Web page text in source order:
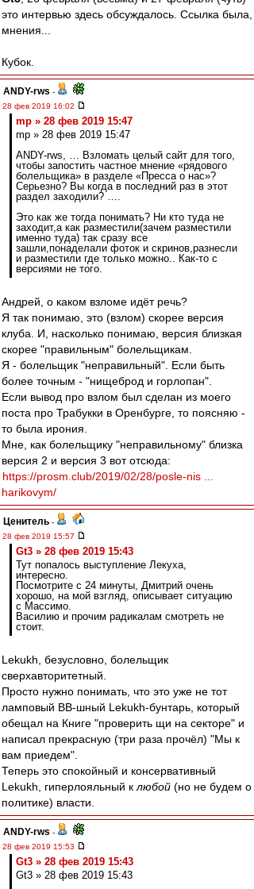
это интервью здесь обсуждалось. Ссылка была,
мнения...
Кубок.
ANDY-rws -
28 фев 2019 16:02
mp » 28 фев 2019 15:47
mp » 28 фев 2019 15:47
ANDY-rws, … Взломать целый сайт для того,
чтобы запостить частное мнение «рядового
болельщика» в разделе «Пресса о нас»?
Серьезно? Вы когда в последний раз в этот
раздел заходили? ….
Это как же тогда понимать? Ни кто туда не
заходит,а как разместили(зачем разместили
именно туда) так сразу все
зашли,понаделали фоток и скринов,разнесли
и разместили где только можно.. Как-то с
версиями не того.
Андрей, о каком взломе идёт речь?
Я так понимаю, это (взлом) скорее версия
клуба. И, насколько понимаю, версия близкая
скорее "правильным" болельщикам.
Я - болельщик "неправильный". Если быть
более точным - "нищеброд и горлопан".
Если вывод про взлом был сделан из моего
поста про Трабукки в Оренбурге, то поясняю -
то была ирония.
Мне, как болельщику "неправильному" близка
версия 2 и версия 3 вот отсюда:
https://prosm.club/2019/02/28/posle-nis ...
harikovym/
Ценитель -
28 фев 2019 15:57
Gt3 » 28 фев 2019 15:43
Тут попалось выступление Лекуха,
интересно.
Посмотрите с 24 минуты, Дмитрий очень
хорошо, на мой взгляд, описывает ситуацию
с Массимо.
Василию и прочим радикалам смотреть не
стоит.
Lekukh, безусловно, болельщик
сверхавторитетный.
Просто нужно понимать, что это уже не тот
ламповый ВВ-шный Lekukh-бунтарь, который
обещал на Книге "проверить щи на секторе" и
написал прекрасную (три раза прочёл) "Мы к
вам приедем".
Теперь это спокойный и консервативный
Lekukh, гиперлояльный к любой (но не будем о
политике) власти.
ANDY-rws -
28 фев 2019 15:53
Gt3 » 28 фев 2019 15:43
Gt3 » 28 фев 2019 15:43